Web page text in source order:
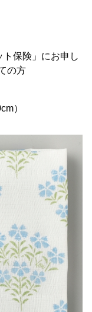
保険」にお申し
の方
）